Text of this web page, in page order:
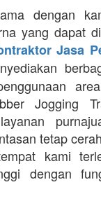
dengan
yang dapat
Jasa
Jogging
tetap
kami
dengan